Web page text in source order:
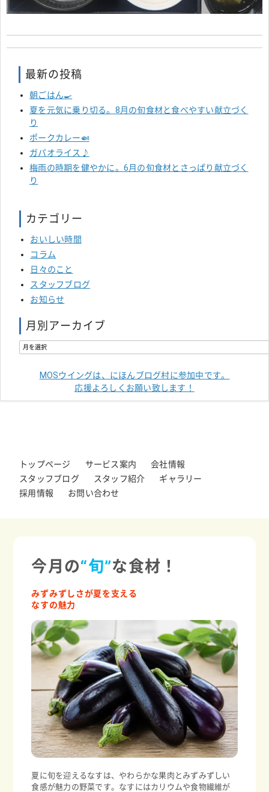
最新の投稿
朝ごはん🍳
夏を元気に乗り切る。8月の旬食材と食べやすい献立づく
り
ポークカレー🍛
ガパオライス♪
梅雨の時期を健やかに。6月の旬食材とさっぱり献立づく
り
カテゴリー
おいしい時間
コラム
日々のこと
スタッフブログ
お知らせ
月別アーカイブ
MOSウイングは、にほんブログ村に参加中です。
応援よろしくお願い致します！
トップページ サービス案内
会社情報
スタッフブログ
スタッフ紹介
ギャラリー
採用情報
お問い合わせ
今月の“旬”な食材！
みずみずしさが夏を支える
なすの魅力
夏に旬を迎えるなすは、やわらかな果肉とみずみずしい
食感が魅力の野菜です。なすにはカリウムや食物繊維が